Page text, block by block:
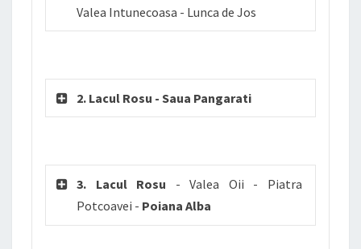
Valea Intunecoasa - Lunca de Jos
2. Lacul Rosu - Saua Pangarati
3. Lacul Rosu - Valea Oii - Piatra
Potcoavei - Poiana Alba